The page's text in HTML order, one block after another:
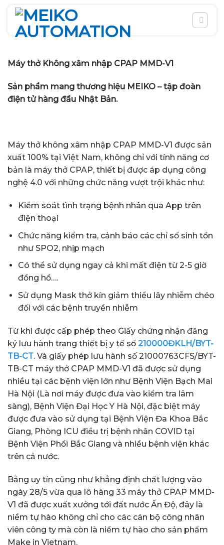
Chuyển
Máy thở Không xâm nhập CPAP MMD-V1
Sản phẩm mang thương hiệu MEIKO – tập đoàn
điện tử hàng đầu Nhật Bản.
Máy thở không xâm nhập CPAP MMD-V1 được sản
xuất 100% tại Việt Nam, không chỉ với tính năng cơ
bản là máy thở CPAP, thiết bị được áp dụng công
nghệ 4.0 với những chức năng vượt trội khác như:
Kiểm soát tình trạng bệnh nhân qua App trên
điện thoại
Chức năng kiểm tra, cảnh báo các chỉ số sinh tồn
như SPO2, nhịp mạch
Có thể sử dụng ngay cả khi mất điện từ 2-5 giờ
đồng hồ….
Sử dụng Mask thở kín giảm thiểu lây nhiễm chéo
đối với các bệnh truyền nhiễm
Từ khi được cấp phép theo Giấy chứng nhận đăng
ký lưu hành trang thiết bị y tế số 210000ĐKLH/BYT-
TB-CT. Và giấy phép lưu hành số 21000763CFS/BYT-
TB-CT máy thở CPAP MMD-V1 đã được sử dụng
nhiều tại các bệnh viện lớn như Bệnh Viện Bạch Mai
Hà Nội (Là nơi máy được đưa vào kiểm tra lâm
sàng), Bệnh Viện Đại Học Y Hà Nội, đặc biệt máy
được đưa vào sử dụng tại Bệnh Viện Đa Khoa Bắc
Giang, Phòng ICU điều trị bệnh nhân COVID tại
Bệnh Viện Phổi Bắc Giang và nhiều bệnh viện khác
trên cả nước.
Bằng uy tín cũng như khẳng định chất lượng vào
ngày 28/5 vừa qua lô hàng 33 máy thở CPAP MMD-
V1 đã được xuất xưởng tới đất nước Ấn Độ, đây là
niềm tự hào không chỉ cho các cán bộ công nhân
viên công ty mà còn là niềm tự hào cho sản phẩm
Make in Vietnam.